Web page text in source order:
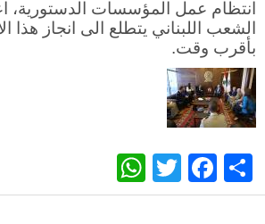
انتظام عمل المؤسسات الدستورية،
الشعب اللبناني يتطلع الى انجاز هذا
بأقرب وقت.
Share
Facebook
Twitter